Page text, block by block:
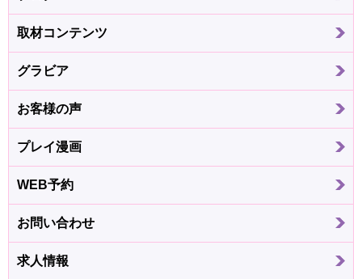
取材コンテンツ
グラビア
お客様の声
プレイ漫画
WEB予約
お問い合わせ
求人情報